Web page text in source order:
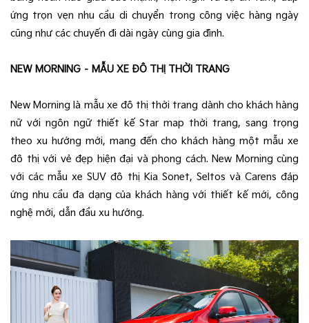
ứng trọn vẹn nhu cầu di chuyển trong công việc hàng ngày
cũng như các chuyến đi dài ngày cùng gia đình.
NEW MORNING – MẪU XE ĐÔ THỊ THỜI TRANG
New Morning là mẫu xe đô thị thời trang dành cho khách hàng
nữ với ngôn ngữ thiết kế Star map thời trang, sang trọng
theo xu hướng mới, mang đến cho khách hàng một mẫu xe
đô thị với vẻ đẹp hiện đại và phong cách. New Morning cùng
với các mẫu xe SUV đô thị Kia Sonet, Seltos và Carens đáp
ứng nhu cầu đa dạng của khách hàng với thiết kế mới, công
nghệ mới, dẫn đầu xu hướng.